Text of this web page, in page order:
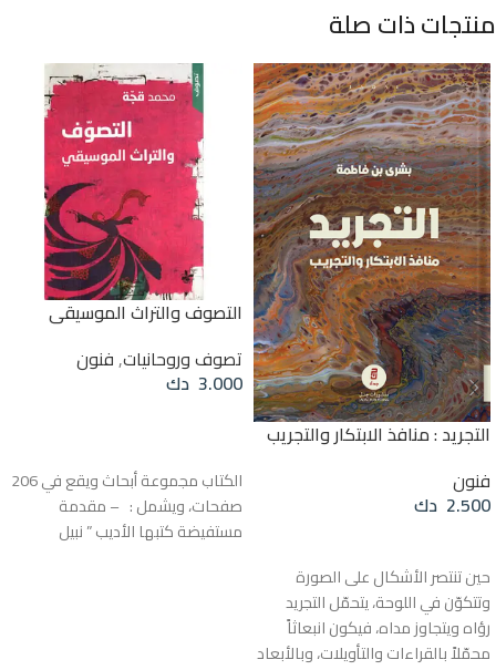
منتجات ذات صلة
التجريد : منافذ الابتكار والتجريب
فنون
2.500 دك
حين تنتصر الأشكال على الصورة
وتتكوّن في اللوحة، يتحمّل التجريد
رؤاه ويتجاوز مداه، فيكون انبعاثاً
محمّلاً بالقراءات والتأويلات، وبالأبعاد
التصوف والتراث الموسيقي
تصوف وروحانيات,فنون
3.000 دك
الكتاب مجموعة أبحاث ويقع في 206
صفحات، ويشمل : – مقدمة
مستفيضة كتبها الأديب ” نبيل